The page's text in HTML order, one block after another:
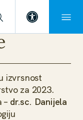
Open
izvrsnost
za 2023.
– dr.sc. Danijela